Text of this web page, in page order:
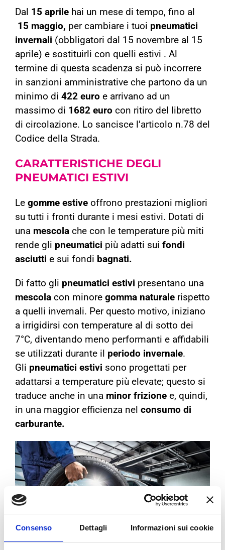
Consenso Dettagli Informazioni sui cookie
Dal 15 aprile hai un mese di tempo, fino al
15 maggio, per cambiare i tuoi pneumatici
invernali (obbligatori dal 15 novembre al 15
aprile) e sostituirli con quelli estivi . Al
termine di questa scadenza si può incorrere
in sanzioni amministrative che partono da un
minimo di 422 euro e arrivano ad un
massimo di 1682 euro con ritiro del libretto
di circolazione. Lo sancisce l’articolo n.78 del
Codice della Strada.
CARATTERISTICHE DEGLI
PNEUMATICI ESTIVI
Le gomme estive offrono prestazioni migliori
su tutti i fronti durante i mesi estivi. Dotati di
una mescola che con le temperature più miti
rende gli pneumatici più adatti sui fondi
asciutti e sui fondi bagnati.
Di fatto gli pneumatici estivi presentano una
mescola con minore gomma naturale rispetto
a quelli invernali. Per questo motivo, iniziano
a irrigidirsi con temperature al di sotto dei
7°C, diventando meno performanti e affidabili
se utilizzati durante il periodo invernale.
Gli pneumatici estivi sono progettati per
adattarsi a temperature più elevate; questo si
traduce anche in una minor frizione e, quindi,
in una maggior efficienza nel consumo di
carburante.